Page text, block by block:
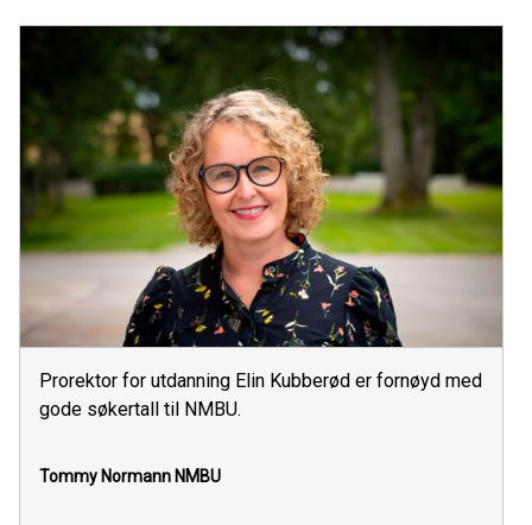
Prorektor for utdanning Elin Kubberød er fornøyd med
gode søkertall til NMBU.
Tommy Normann NMBU